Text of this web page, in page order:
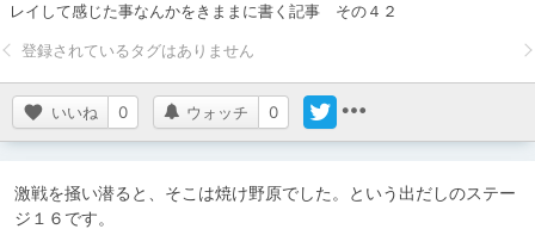
レイして感じた事なんかをきままに書く記事　その４２
いいね 0 ウォッチ 0
激戦を掻い潜ると、そこは焼け野原でした。という出だしのステー
ジ１６です。